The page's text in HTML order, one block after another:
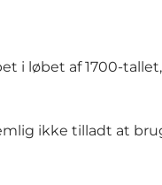
i løbet af 1700-
ikke tilladt at